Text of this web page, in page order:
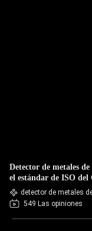
Detector de metales
el estándar de ISO del
detector de metales
549 Las opiniones